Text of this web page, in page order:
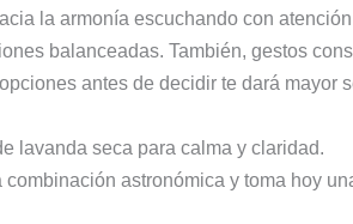
la armonía escuchando con
balanceadas. También, gestos
antes de decidir te dará mayor
lavanda seca para calma y claridad.
combinación astronómica y toma hoy